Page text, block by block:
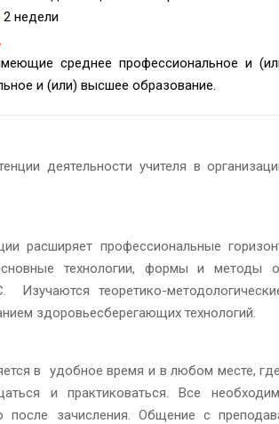
2 недели
среднее профессиональное и
и (или) высшее образование.
деятельности учителя в
расширяет профессиональные
технологии, формы и методы
Изучаются теоретико-
здоровьесберегающих технологий.
в удобное время и в любом месте,
и практиковаться. Все
после зачисления. Общение с